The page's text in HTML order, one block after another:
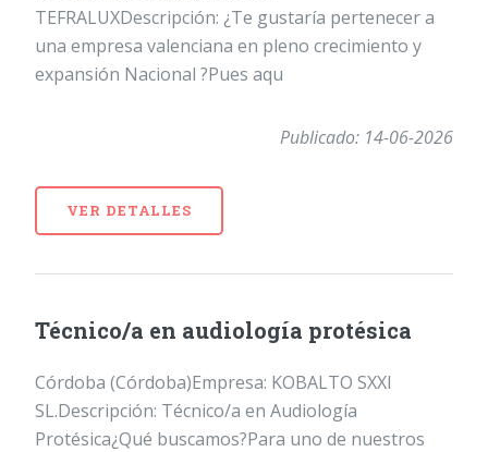
TEFRALUXDescripción: ¿Te gustaría pertenecer a
una empresa valenciana en pleno crecimiento y
expansión Nacional ?Pues aqu
Publicado: 14-06-2026
VER DETALLES
Técnico/a en audiología protésica
Córdoba (Córdoba)Empresa: KOBALTO SXXI
SL.Descripción: Técnico/a en Audiología
Protésica¿Qué buscamos?Para uno de nuestros